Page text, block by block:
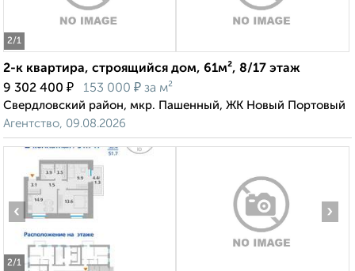
2/1
2-к квартира, строящийся дом, 61м², 8/17 этаж
9 302 400 ₽ 153 000 ₽ за м²
Свердловский район, мкр. Пашенный, ЖК Новый Портовый
Агентство, 09.08.2026
2/1
‹ ›